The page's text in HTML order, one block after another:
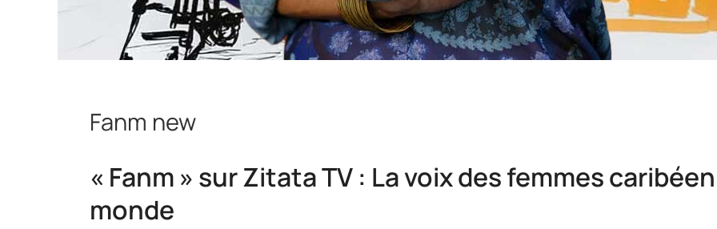
Fanm new
« Fanm » sur Zitata TV : La voix des femmes
monde